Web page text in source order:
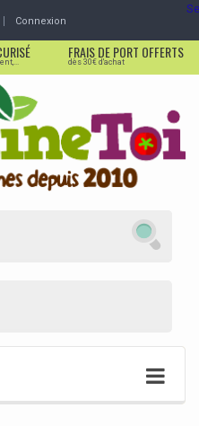
Connexion
FRAIS DE PORT OFFERTS
dès 30€ d'achat